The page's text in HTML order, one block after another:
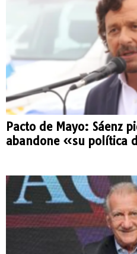
Pacto de Mayo: Sáenz
abandone «su política